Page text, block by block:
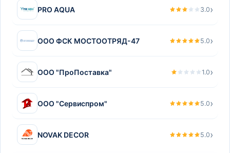
PRO AQUA 3.0›
ООО ФСК МОСТООТРЯД-47 5.0›
ООО "ПроПоставка" 1.0›
ООО "Сервиспром" 5.0›
NOVAK DECOR 5.0›